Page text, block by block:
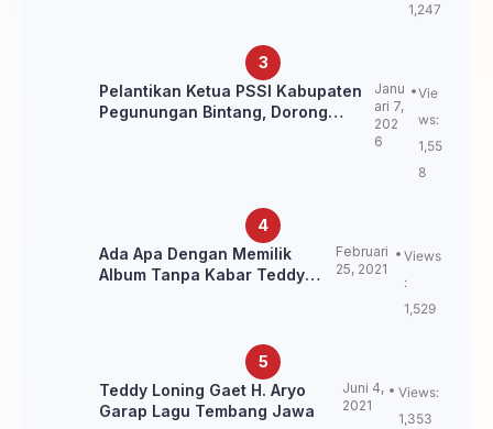
1,247
Pelantikan Ketua PSSI Kabupaten
Pegunungan Bintang, Dorong
Janu
ari 7,
202
6
Vie
ws:
1,55
8
Ada Apa Dengan Memilik
Album Tanpa Kabar Teddy
Februari
25, 2021
Views
:
1,529
Teddy Loning Gaet H. Aryo
Garap Lagu Tembang Jawa
Juni 4,
2021
Views:
1,353